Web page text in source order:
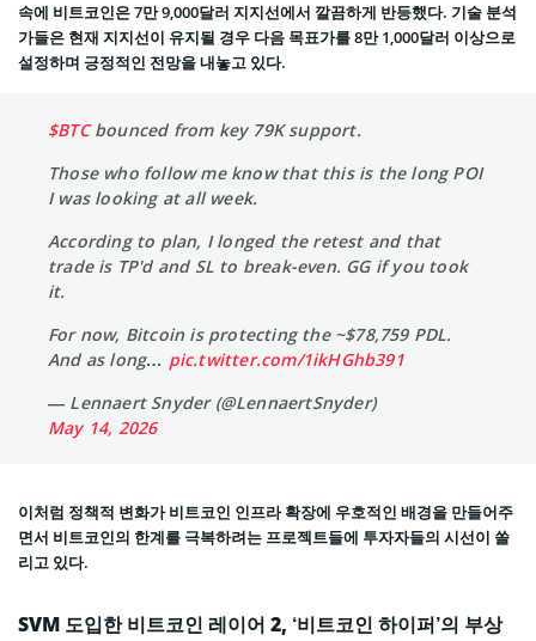
속에 비트코인은 7만 9,000달러 지지선에서 깔끔하게 반등했다. 기술 분석
가들은 현재 지지선이 유지될 경우 다음 목표가를 8만 1,000달러 이상으로
설정하며 긍정적인 전망을 내놓고 있다.
$BTCbounced from key 79K support.
Those who follow me know that this is the long POI
I was looking at all week.
According to plan, I longed the retest and that
trade is TP'd and SL to break-even. GG if you took
it.
For now, Bitcoin is protecting the ~$78,759 PDL.
And as long… pic.twitter.com/1ikHGhb391
— Lennaert Snyder (@LennaertSnyder)
May 14, 2026
이처럼 정책적 변화가 비트코인 인프라 확장에 우호적인 배경을 만들어주
면서 비트코인의 한계를 극복하려는 프로젝트들에 투자자들의 시선이 쏠
리고 있다.
SVM 도입한 비트코인 레이어 2, ‘비트코인 하이퍼’의 부상